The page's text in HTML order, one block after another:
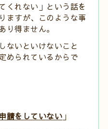
くれない」という話を
ますが、このような事
り得ません。
ないといけないこと
められているからで
請をしていない 」